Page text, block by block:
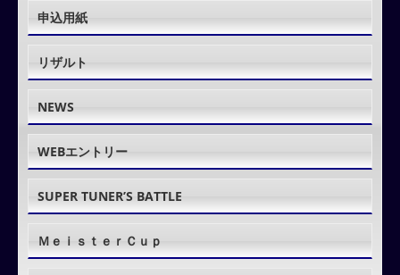
申込用紙
リザルト
NEWS
WEBエントリー
SUPER TUNER’S BATTLE
ＭｅｉｓｔｅｒＣｕｐ